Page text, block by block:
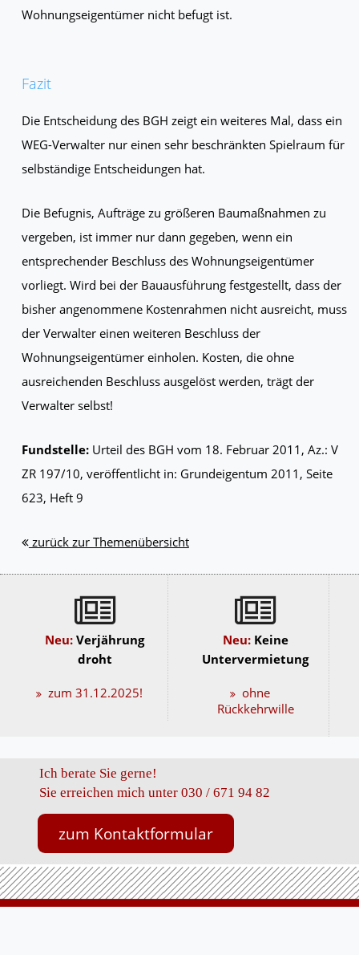
Wohnungseigentümer nicht befugt ist.
Fazit
Die Entscheidung des BGH zeigt ein weiteres Mal, dass ein
WEG-Verwalter nur einen sehr beschränkten Spielraum für
selbständige Entscheidungen hat.
Die Befugnis, Aufträge zu größeren Baumaßnahmen zu
vergeben, ist immer nur dann gegeben, wenn ein
entsprechender Beschluss des Wohnungseigentümer
vorliegt. Wird bei der Bauausführung festgestellt, dass der
bisher angenommene Kostenrahmen nicht ausreicht, muss
der Verwalter einen weiteren Beschluss der
Wohnungseigentümer einholen. Kosten, die ohne
ausreichenden Beschluss ausgelöst werden, trägt der
Verwalter selbst!
Fundstelle: Urteil des BGH vom 18. Februar 2011, Az.: V
ZR 197/10, veröffentlicht in: Grundeigentum 2011, Seite
623, Heft 9
zurück zur Themenübersicht
Neu:Verjährung
droht
zum 31.12.2025!
Neu: Keine
Untervermietung
ohne
Rückkehrwille
Ich berate Sie gerne!
Sie erreichen mich unter 030 / 671 94 82
zum Kontaktformular